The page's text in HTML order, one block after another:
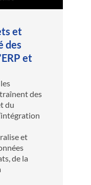
et
des
et
des
du
et
de la